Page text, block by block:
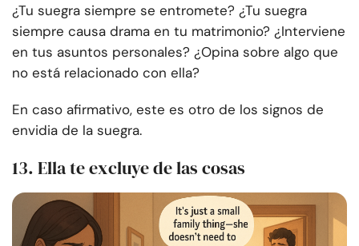
¿Tu suegra siempre se entromete? ¿Tu suegra
siempre causa drama en tu matrimonio? ¿Interviene
en tus asuntos personales? ¿Opina sobre algo que
no está relacionado con ella?
En caso afirmativo, este es otro de los signos de
envidia de la suegra.
13. Ella te excluye de las cosas